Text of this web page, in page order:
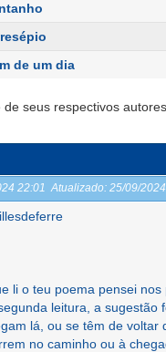
de um dia
seus respectivos
22:01 Atualizado: 25/09/
li o teu poema pensei
leitura, a
lá, ou se têm de voltar
no caminho ou à